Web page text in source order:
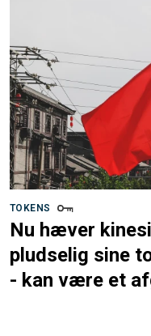
TOKENS
Nu hæver
pludselig sine
- kan være et